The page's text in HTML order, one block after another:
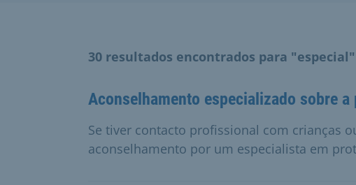
30 resultados encontrados para "especial"
Aconselhamento especializado sobre
Se tiver contacto profissional com crianças
aconselhamento por um especialista em